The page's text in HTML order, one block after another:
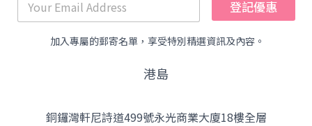
登記優惠
加入專屬的郵寄名單，享受特別精選資訊及內容。
港島
銅鑼灣軒尼詩道499號永光商業大廈18樓全層